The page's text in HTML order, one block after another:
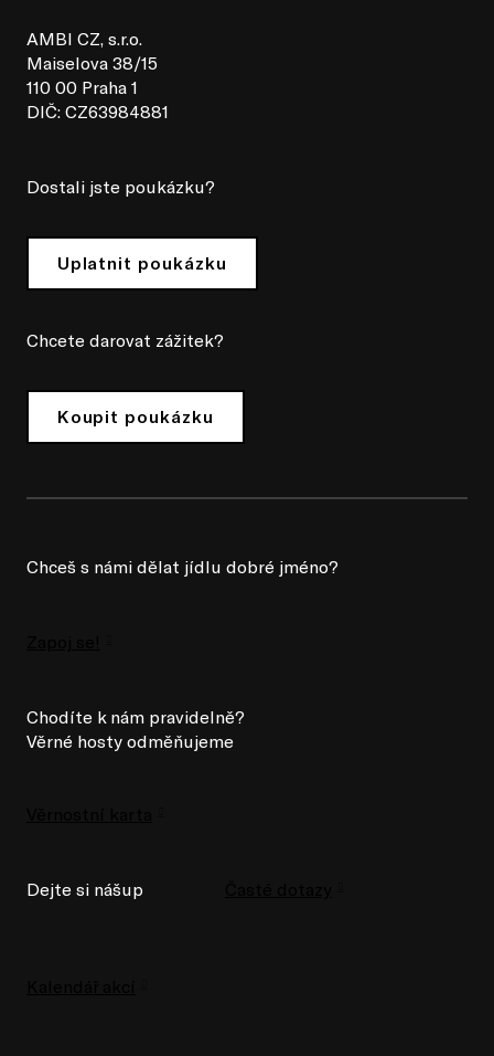
AMBI CZ, s.r.o.
Maiselova 38/15
110 00 Praha 1
DIČ: CZ63984881
Dostali jste poukázku?
Uplatnit poukázku
Chcete darovat zážitek?
Koupit poukázku
Chceš s námi dělat jídlu dobré jméno?
Chodíte k nám pravidelně?
Věrné hosty odměňujeme
Dejte si nášup